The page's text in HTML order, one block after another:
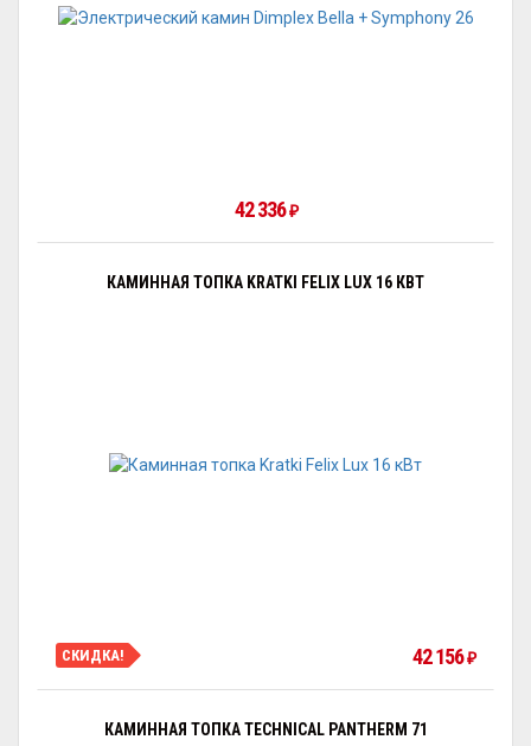
42 336₽
КАМИННАЯ ТОПКА KRATKI FELIX LUX 16 КВТ
СКИДКА! 42 156₽
КАМИННАЯ ТОПКА TECHNICAL PANTHERM 71